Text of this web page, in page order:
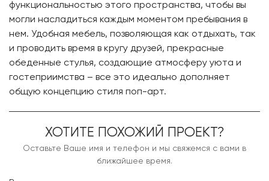
функциональностью этого пространства, чтобы вы
могли насладиться каждым моментом пребывания в
нем. Удобная мебель, позволяющая как отдыхать, так
и проводить время в кругу друзей, прекрасные
обеденные стулья, создающие атмосферу уюта и
гостеприимства – все это идеально дополняет
общую концепцию стиля поп-арт.
ХОТИТЕ ПОХОЖИЙ ПРОЕКТ?
Оставьте Ваше имя и телефон и мы свяжемся с вами в
ближайшее время.